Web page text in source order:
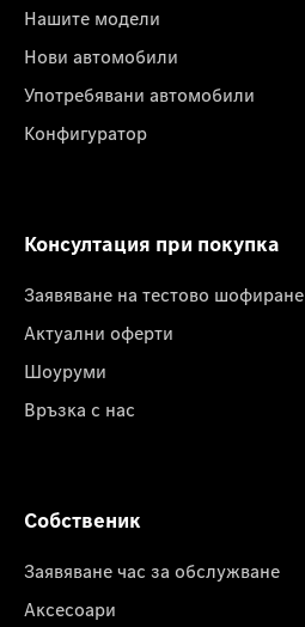
Нашите модели
Нови автомобили
Употребявани автомобили
Конфигуратор
Консултация при покупка
Заявяване на тестово шофиране
Актуални оферти
Шоуруми
Връзка с нас
Собственик
Заявяване час за обслужване
Аксесоари